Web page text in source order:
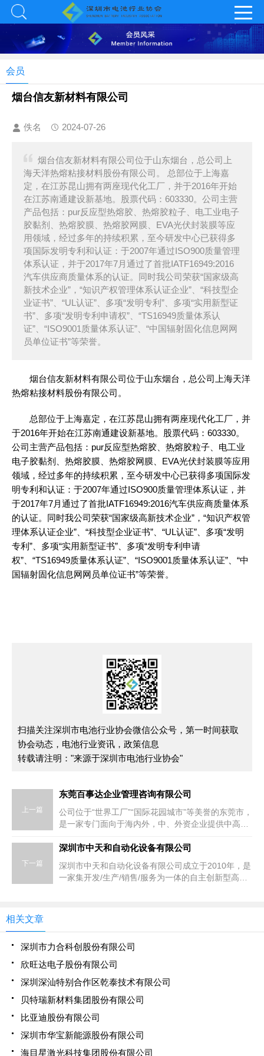
会员
烟台信友新材料有限公司
佚名 2024-07-26
烟台信友新材料有限公司位于山东烟台，总公司上
海天洋热熔粘接材料股份有限公司。 总部位于上海嘉
定，在江苏昆山拥有两座现代化工厂，并于2016年开始
在江苏南通建设新基地。股票代码：603330。公司主营
产品包括：pur反应型热熔胶、热熔胶粒子、电工业电子
胶黏剂、热熔胶膜、热熔胶网膜、EVA光伏封装膜等应
用领域，经过多年的持续积累，至今研发中心已获得多
项国际发明专利和认证：于2007年通过ISO900质量管理
体系认证，并于2017年7月通过了首批IATF16949:2016
汽车供应商质量体系的认证。同时我公司荣获“国家级高
新技术企业”，“知识产权管理体系认证企业”、“科技型企
业证书”、“UL认证”、多项“发明专利”、多项“实用新型证
书”、多项“发明专利申请权”、“TS16949质量体系认
证”、“ISO9001质量体系认证”、“中国辐射固化信息网网
员单位证书”等荣誉。 ​
烟台信友新材料有限公司位于山东烟台，总公司上海天洋
热熔粘接材料股份有限公司。
总部位于上海嘉定，在江苏昆山拥有两座现代化工厂，并
于2016年开始在江苏南通建设新基地。股票代码：603330。
公司主营产品包括：pur反应型热熔胶、热熔胶粒子、电工业
电子胶黏剂、热熔胶膜、热熔胶网膜、EVA光伏封装膜等应用
领域，经过多年的持续积累，至今研发中心已获得多项国际发
明专利和认证：于2007年通过ISO900质量管理体系认证，并
于2017年7月通过了首批IATF16949:2016汽车供应商质量体系
的认证。同时我公司荣获“国家级高新技术企业”，“知识产权管
理体系认证企业”、“科技型企业证书”、“UL认证”、多项“发明
专利”、多项“实用新型证书”、多项“发明专利申请
权”、“TS16949质量体系认证”、“ISO9001质量体系认证”、“中
国辐射固化信息网网员单位证书”等荣誉。
扫描关注深圳市电池行业协会微信公众号，第一时间获取
协会动态，电池行业资讯，政策信息
转载请注明："来源于深圳市电池行业协会"
上一篇
东莞百事达企业管理咨询有限公司
公司位于“世界工厂”“国际花园城市”等美誉的东莞市，
是一家专门面向于海内外，中、外资企业提供中高端
海外辐射。团队由海归、大中型企业的中高层管理、
人力资源管理从业者严选组成，“精、准、快”是我司
的核心竞争力。公司人才库拥有数百万有效人才储备
并不断增加迭代中，并具有实时智能化的人才管理系
远利益，致力与各企业及人才建立长期的战略合作关
系。
下一篇
深圳市中天和自动化设备有限公司
深圳市中天和自动化设备有限公司成立于2010年，是
一家集开发/生产/销售/服务为一体的自主创新型高新
高速模切、高速叠片、切叠一体机、全自动焊接线、
全自动封装线、全自动物流线及智能立体仓储系统等
高端自动化设备。目前已与华为、雄韬集团、木星时
代、星恒电源、超威集团、蜂巢能源、理士国际、台
湾正崴集团等一批国内外知名企业提供服务，并获一
致好评。
相关文章
深圳市力合科创股份有限公司
欣旺达电子股份有限公司
深圳深汕特别合作区乾泰技术有限公司
贝特瑞新材料集团股份有限公司
比亚迪股份有限公司
深圳市华宝新能源股份有限公司
海目星激光科技集团股份有限公司